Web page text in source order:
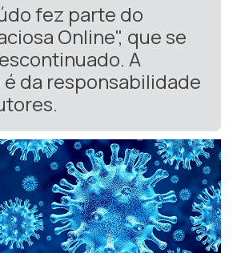
fez parte do
Online", que se
A
da responsabilidade